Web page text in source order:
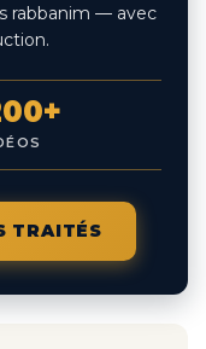
rabbanim — avec
TRAITÉS